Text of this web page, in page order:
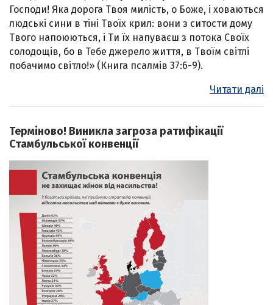
Господи! Яка дорога Твоя милість, о Боже, і ховаються
людські сини в тіні Твоїх крил: вони з ситости дому
Твого напоюються, і Ти їх напуваєш з потока Своїх
солодощів, бо в Тебе джерело життя, в Твоїм світлі
побачимо світло!» (Книга псалмів 37:6-9).
Читати далі
Терміново! Виникла загроза ратифікації
Стамбульської конвенції